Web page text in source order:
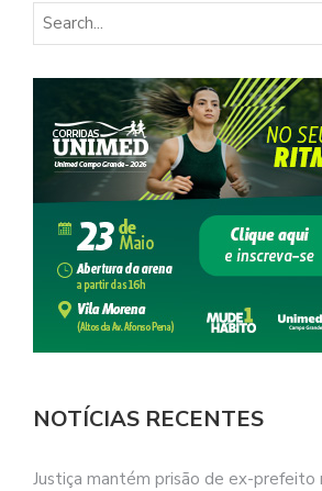
NOTÍCIAS RECENTES
Justiça mantém prisão de ex-prefeito